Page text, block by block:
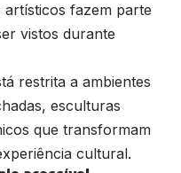
fazem parte
vistos durante
restrita a ambientes
esculturas
que transformam
cultural.